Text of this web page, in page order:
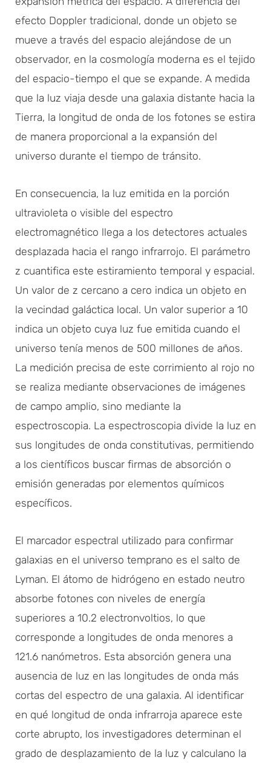
efecto Doppler tradicional, donde un objeto se
mueve a través del espacio alejándose de un
observador, en la cosmología moderna es el tejido
del espacio-tiempo el que se expande. A medida
que la luz viaja desde una galaxia distante hacia la
Tierra, la longitud de onda de los fotones se estira
de manera proporcional a la expansión del
universo durante el tiempo de tránsito.
En consecuencia, la luz emitida en la porción
ultravioleta o visible del espectro
electromagnético llega a los detectores actuales
desplazada hacia el rango infrarrojo. El parámetro
z cuantifica este estiramiento temporal y espacial.
Un valor de z cercano a cero indica un objeto en
la vecindad galáctica local. Un valor superior a 10
indica un objeto cuya luz fue emitida cuando el
universo tenía menos de 500 millones de años.
La medición precisa de este corrimiento al rojo no
se realiza mediante observaciones de imágenes
de campo amplio, sino mediante la
espectroscopia. La espectroscopia divide la luz en
sus longitudes de onda constitutivas, permitiendo
a los científicos buscar firmas de absorción o
emisión generadas por elementos químicos
específicos.
El marcador espectral utilizado para confirmar
galaxias en el universo temprano es el salto de
Lyman. El átomo de hidrógeno en estado neutro
absorbe fotones con niveles de energía
superiores a 10.2 electronvoltios, lo que
corresponde a longitudes de onda menores a
121.6 nanómetros. Esta absorción genera una
ausencia de luz en las longitudes de onda más
cortas del espectro de una galaxia. Al identificar
en qué longitud de onda infrarroja aparece este
corte abrupto, los investigadores determinan el
grado de desplazamiento de la luz y calculano la